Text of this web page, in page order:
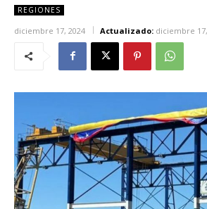
REGIONES
diciembre 17, 2024 Actualizado: diciembre